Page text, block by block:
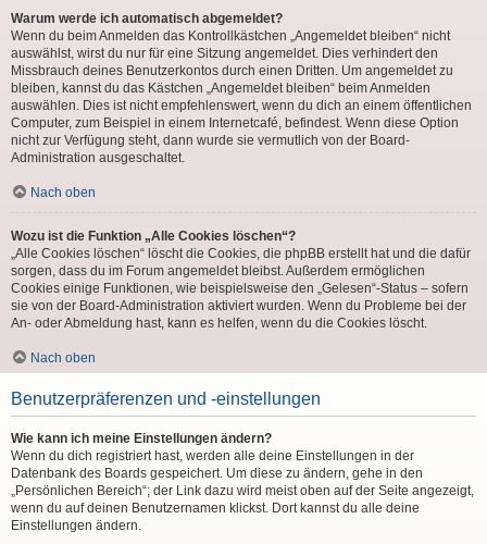
Warum werde ich automatisch abgemeldet?
Wenn du beim Anmelden das Kontrollkästchen „Angemeldet bleiben“ nicht
auswählst, wirst du nur für eine Sitzung angemeldet. Dies verhindert den
Missbrauch deines Benutzerkontos durch einen Dritten. Um angemeldet zu
bleiben, kannst du das Kästchen „Angemeldet bleiben“ beim Anmelden
auswählen. Dies ist nicht empfehlenswert, wenn du dich an einem öffentlichen
Computer, zum Beispiel in einem Internetcafé, befindest. Wenn diese Option
nicht zur Verfügung steht, dann wurde sie vermutlich von der Board-
Administration ausgeschaltet.
Nach oben
Wozu ist die Funktion „Alle Cookies löschen“?
„Alle Cookies löschen“ löscht die Cookies, die phpBB erstellt hat und die dafür
sorgen, dass du im Forum angemeldet bleibst. Außerdem ermöglichen
Cookies einige Funktionen, wie beispielsweise den „Gelesen“-Status – sofern
sie von der Board-Administration aktiviert wurden. Wenn du Probleme bei der
An- oder Abmeldung hast, kann es helfen, wenn du die Cookies löscht.
Nach oben
Benutzerpräferenzen und -einstellungen
Wie kann ich meine Einstellungen ändern?
Wenn du dich registriert hast, werden alle deine Einstellungen in der
Datenbank des Boards gespeichert. Um diese zu ändern, gehe in den
„Persönlichen Bereich“; der Link dazu wird meist oben auf der Seite angezeigt,
wenn du auf deinen Benutzernamen klickst. Dort kannst du alle deine
Einstellungen ändern.